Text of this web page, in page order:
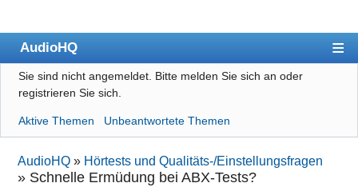
AudioHQ
Übersicht
Forenrichtlinien
Suche
Sie sind nicht angemeldet. Bitte melden Sie sich an oder
registrieren Sie sich.
Aktive Themen Unbeantwortete Themen
AudioHQ » Hörtests und Qualitäts-/Einstellungsfragen
» Schnelle Ermüdung bei ABX-Tests?